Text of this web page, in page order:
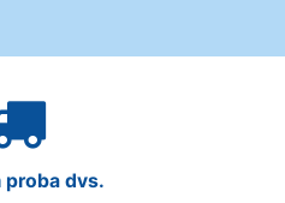
proba dvs.